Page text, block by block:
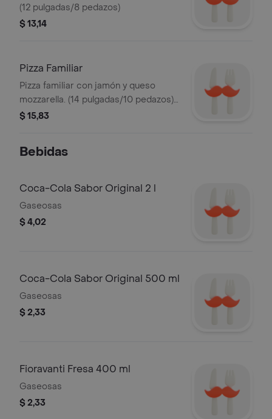
(12 pulgadas/8 pedazos)
$ 13,14
Pizza Familiar
Pizza familiar con jamón y queso
mozzarella. (14 pulgadas/10 pedazos).
Consumir inmediatamente.
$ 15,83
Bebidas
Coca-Cola Sabor Original 2 l
Gaseosas
$ 4,02
Coca-Cola Sabor Original 500 ml
Gaseosas
$ 2,33
Fioravanti Fresa 400 ml
Gaseosas
$ 2,33